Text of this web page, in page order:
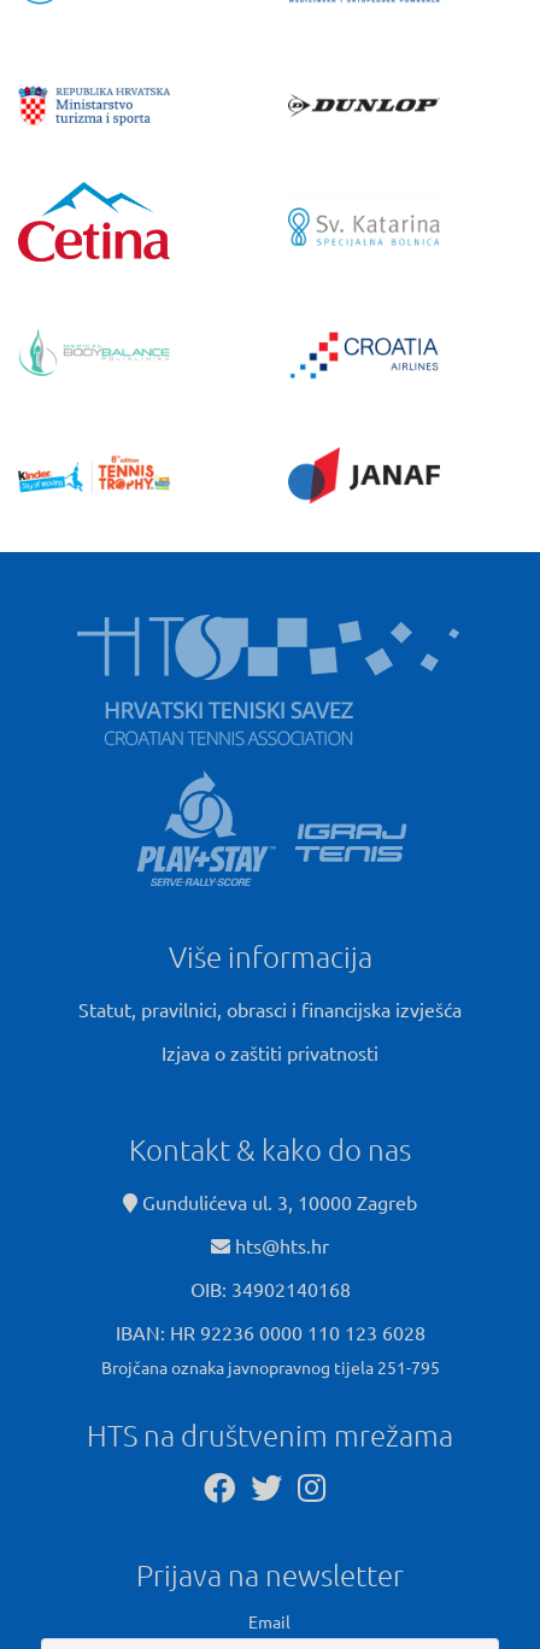
Više informacija
Statut, pravilnici, obrasci i financijska izvješća
Izjava o zaštiti privatnosti
Kontakt & kako do nas
Gundulićeva ul. 3, 10000 Zagreb
hts@hts.hr
OIB: 34902140168
IBAN: HR 92236 0000 110 123 6028
Brojčana oznaka javnopravnog tijela 251-795
HTS na društvenim mrežama
Prijava na newsletter
Email